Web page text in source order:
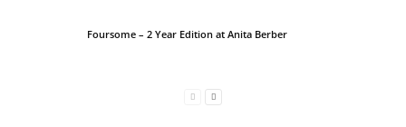
Foursome – 2 Year Edition at Anita Berber